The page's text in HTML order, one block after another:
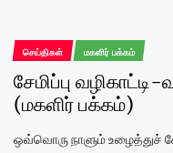
செய்திகள் மகளிர் பக்கம்
சேமிப்பு
(மகளிர் பக்கம்)
ஒவ்வொரு நாளும் உழைத்துச்